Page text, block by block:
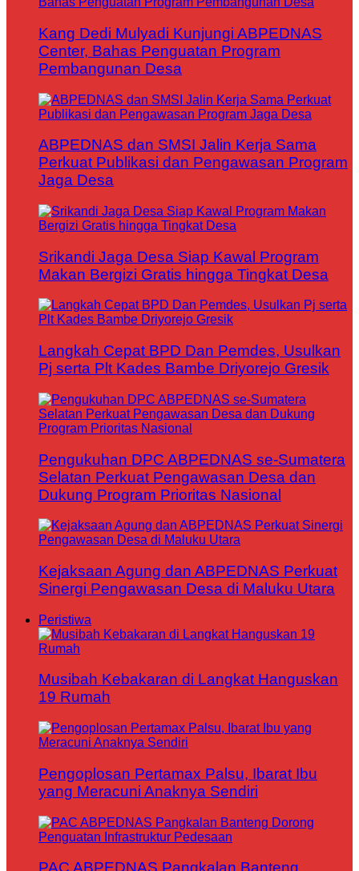
Kang Dedi Mulyadi Kunjungi ABPEDNAS
Center, Bahas Penguatan Program
Pembangunan Desa
ABPEDNAS dan SMSI Jalin Kerja Sama
Perkuat Publikasi dan Pengawasan Program
Jaga Desa
Srikandi Jaga Desa Siap Kawal Program
Makan Bergizi Gratis hingga Tingkat Desa
Langkah Cepat BPD Dan Pemdes, Usulkan
Pj serta Plt Kades Bambe Driyorejo Gresik
Pengukuhan DPC ABPEDNAS se-Sumatera
Selatan Perkuat Pengawasan Desa dan
Dukung Program Prioritas Nasional
Kejaksaan Agung dan ABPEDNAS Perkuat
Sinergi Pengawasan Desa di Maluku Utara
Peristiwa
Musibah Kebakaran di Langkat Hanguskan
19 Rumah
Pengoplosan Pertamax Palsu, Ibarat Ibu
yang Meracuni Anaknya Sendiri